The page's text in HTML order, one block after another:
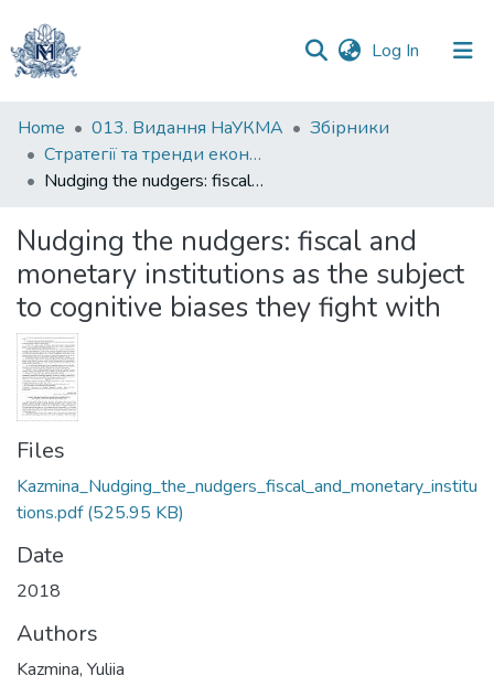
Log In (current)
Communities
&
Collections
Statistics
Home 013. Видання НаУКМА
Збірники
Стратегії та тренди економічного розвитку країн під впливом інновацій: матеріали міжнародної науково-практичної конференції студентів, аспірантів та молодих вчених
Nudging the nudgers: fiscal and monetary institutions as the subject to cognitive biases they fight with
Nudging the nudgers: fiscal and
monetary institutions as the subject
to cognitive biases they fight with
Files
Kazmina_Nudging_the_nudgers_fiscal_and_monetary_institu
tions.pdf(525.95 KB)
Date
2018
Authors
Kazmina, Yuliia